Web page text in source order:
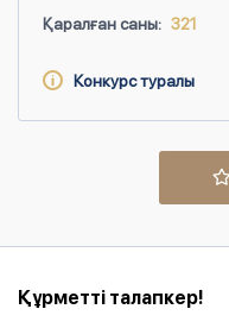
Қаралған саны: 321
Конкурс туралы
Құрметті талапкер!